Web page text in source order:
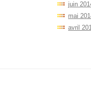
juin
mai
avril